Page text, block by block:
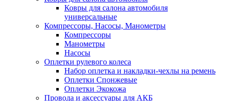
Ковры для салона автомобиля
универсальные
Компрессоры, Насосы, Манометры
Компрессоры
Манометры
Насосы
Оплетки рулевого колеса
Набор оплетка и накладки-чехлы на ремень
Оплетки Спонжевые
Оплетки Экокожа
Провода и аксессуары для АКБ